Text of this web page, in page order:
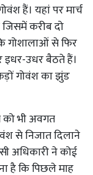
हैं। यहां पर मार्च
करीब दो
गोशालाओं से फिर
उधर बैठते हैं।
गोवंश का झुंड
भी अवगत
से निजात दिलाने
अधिकारी ने कोई
है कि पिछले माह